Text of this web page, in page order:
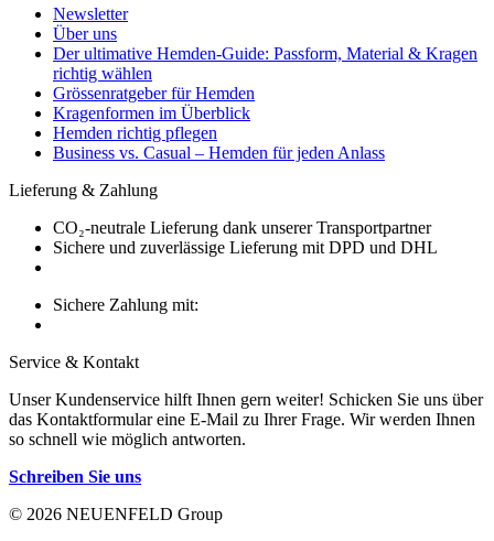
Newsletter
Über uns
Der ultimative Hemden-Guide: Passform, Material & Kragen
richtig wählen
Grössenratgeber für Hemden
Kragenformen im Überblick
Hemden richtig pflegen
Business vs. Casual – Hemden für jeden Anlass
Lieferung & Zahlung
CO₂-neutrale Lieferung dank unserer Transportpartner
Sichere und zuverlässige Lieferung mit DPD und DHL
Sichere Zahlung mit:
Service & Kontakt
Unser Kundenservice hilft Ihnen gern weiter! Schicken Sie uns über
das Kontaktformular eine E-Mail zu Ihrer Frage. Wir werden Ihnen
so schnell wie möglich antworten.
Schreiben Sie uns
© 2026 NEUENFELD Group